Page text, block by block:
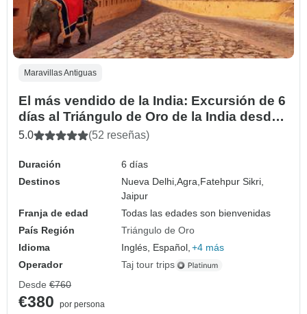
Maravillas Antiguas
El más vendido de la India: Excursión de 6
días al Triángulo de Oro de la India desde
el aeropuerto de Nueva Delhi
5.0 (52 reseñas)
Duración
6 días
Destinos
Nueva Delhi,Agra,Fatehpur Sikri,
Jaipur
Franja de edad
Todas las edades son bienvenidas
País Región
Triángulo de Oro
Idioma
Inglés, Español, +4 más
Operador
Taj tour trips
Desde €760
€380
por persona